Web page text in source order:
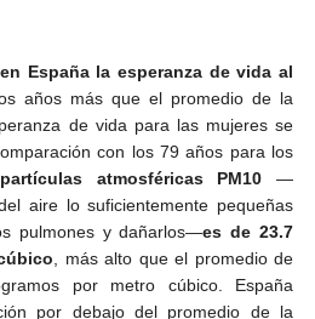
en España la esperanza de vida al
años más que el promedio de la
de vida para las mujeres se
con los 79 años para los
atmosféricas PM10 —
aire lo suficientemente pequeñas
pulmones y dañarlos—es de 23.7
, más alto que el promedio de
por metro cúbico. España
por debajo del promedio de la